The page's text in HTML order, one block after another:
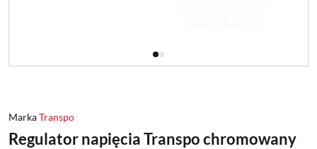
MarkaTranspo
Regulator napięcia Transpo chromowany